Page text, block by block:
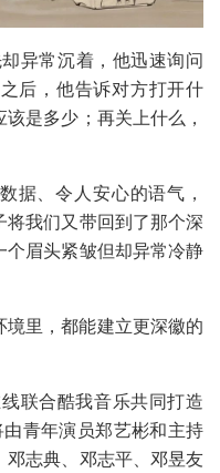
异常沉着，他迅速询问
后，他告诉对方打开什
是多少；再关上什么，
据、令人安心的语气，
将我们又带回到了那个深
眉头紧皱但却异常冷静
里，都能建立更深徽的
联合酷我音乐共同打造
青年演员郑艺彬和主持
邓志典、邓志平、邓昱友